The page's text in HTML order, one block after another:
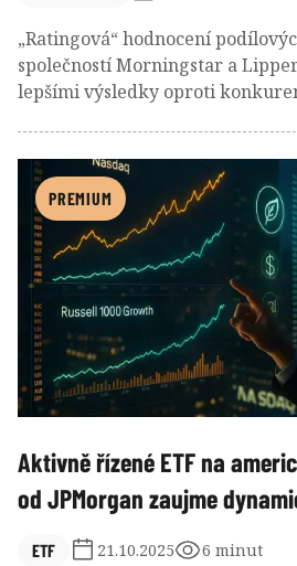
„Ratingová“ hodnocení
společností Morningstar a
lepšími výsledky oproti
metriky od Lipper, které
slabé stránky jednotlivých
ratingy by ale neměly fungovat
doporučení k nákupu nebo
hodnotící systémy se prosazují
zmíněné společnosti kladou větší
přehlížené technické a obchodní
PREMIUM
Aktivně řízené ETF na
od JPMorgan zaujme
ETF 21.10.2025 6 minut